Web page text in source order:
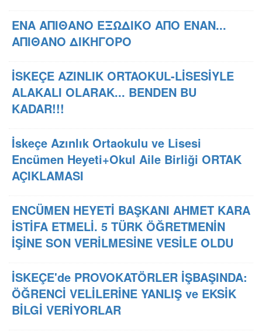
ΕΝΑ ΑΠΙΘΑΝΟ ΕΞΩΔΙΚΟ ΑΠΟ ΕΝΑΝ...
ΑΠΙΘΑΝΟ ΔΙΚΗΓΟΡΟ
İSKEÇE AZINLIK ORTAOKUL-LİSESİYLE
ALAKALI OLARAK... BENDEN BU
KADAR!!!
İskeçe Azınlık Ortaokulu ve Lisesi
Encümen Heyeti+Okul Aile Birliği ORTAK
AÇIKLAMASI
ENCÜMEN HEYETİ BAŞKANI AHMET KARA
İSTİFA ETMELİ. 5 TÜRK ÖĞRETMENİN
İŞİNE SON VERİLMESİNE VESİLE OLDU
İSKEÇE'de PROVOKATÖRLER İŞBAŞINDA:
ÖĞRENCİ VELİLERİNE YANLIŞ ve EKSİK
BİLGİ VERİYORLAR